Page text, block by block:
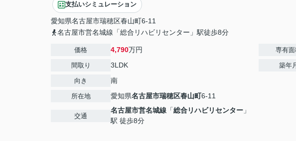
支払いシミュレーション
愛知県名古屋市瑞穂区春山町6-11
名古屋市営名城線「総合リハビリセンター」駅徒歩8分
価格 4,790万円
間取り 3LDK
向き 南
所在地 愛知県名古屋市瑞穂区春山町6-11
交通
名古屋市営名城線 「総合リハビリセンター 」
駅 徒歩8分
専有
築年